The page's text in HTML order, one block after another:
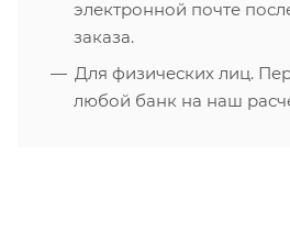
электронной почте
заказа.
Для физических лиц.
любой банк на наш